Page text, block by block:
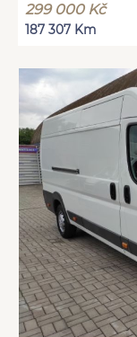
299 000 Kč
187 307 Km